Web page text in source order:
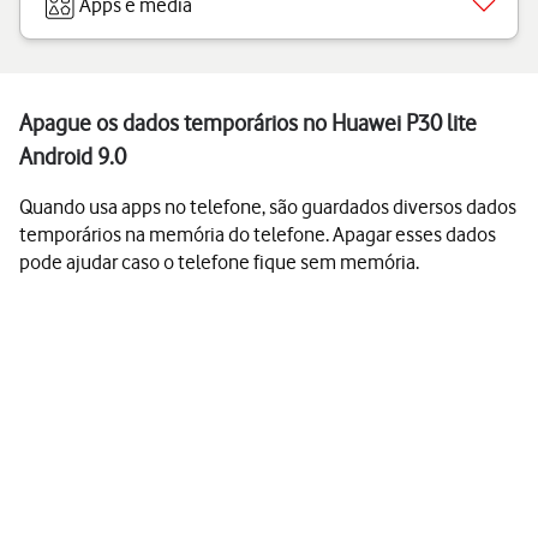
Apps e media
Apague os dados temporários no Huawei P30 lite
Android 9.0
Quando usa apps no telefone, são guardados diversos dados
temporários na memória do telefone. Apagar esses dados
pode ajudar caso o telefone fique sem memória.